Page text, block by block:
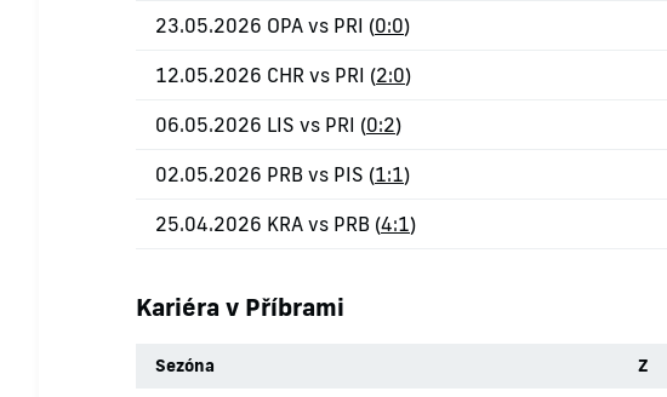
23.05.2026 OPA vs PRI (0:0)
12.05.2026 CHR vs PRI (2:0)
06.05.2026 LIS vs PRI (0:2)
02.05.2026 PRB vs PIS (1:1)
25.04.2026 KRA vs PRB (4:1)
Kariéra v Příbrami
Sezóna Z